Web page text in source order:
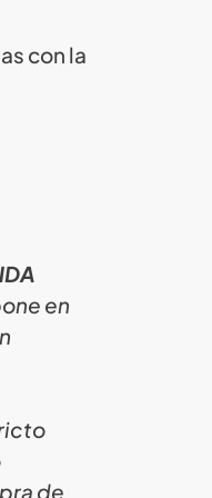
con la
en
de